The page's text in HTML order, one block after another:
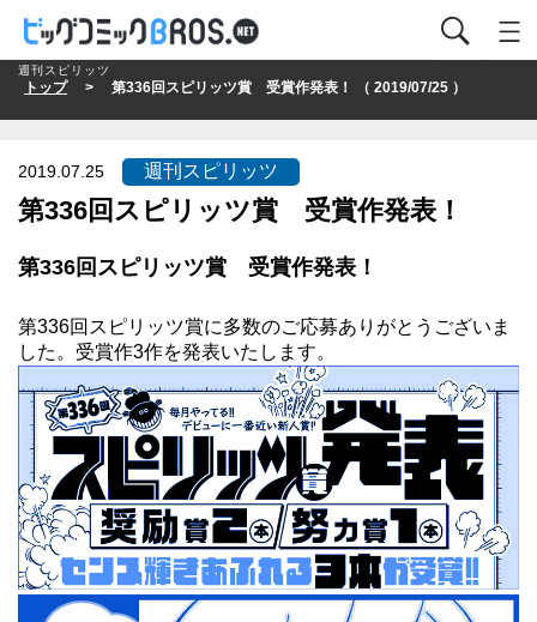
トップ> 第336回スピリッツ賞 受賞作発表！ （ 2019/07/25 ）
週刊スピリッツ
2019.07.25
第336回スピリッツ賞 受賞作発表！
週刊スピリッツ
第336回スピリッツ賞 受賞作発表！
第336回スピリッツ賞に多数のご応募ありがとうございま
した。受賞作3作を発表いたします。